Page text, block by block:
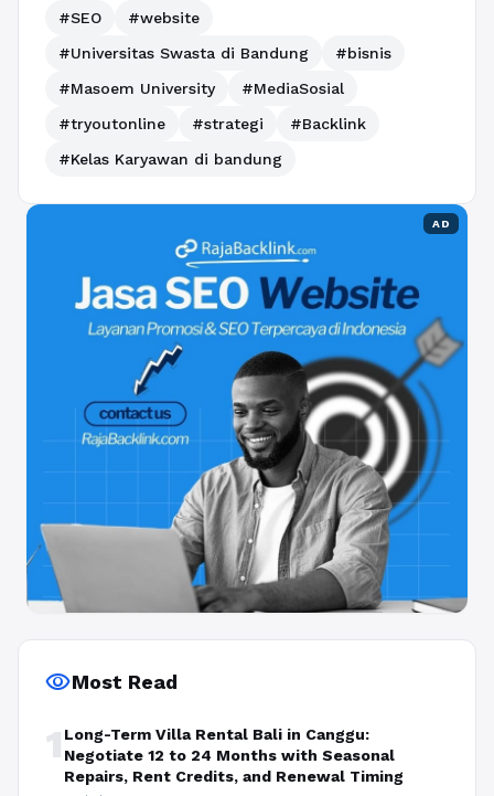
#SEO
#website
#Universitas Swasta di Bandung
#bisnis
#Masoem University
#MediaSosial
#tryoutonline
#strategi
#Backlink
#Kelas Karyawan di bandung
AD
visibilityMost Read
1 Long-Term Villa Rental Bali in Canggu:
Negotiate 12 to 24 Months with Seasonal
Repairs, Rent Credits, and Renewal Timing